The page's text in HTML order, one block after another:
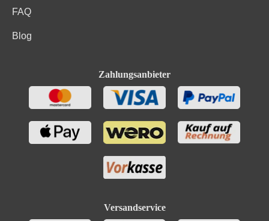
FAQ
Blog
Zahlungsanbieter
Versandservice